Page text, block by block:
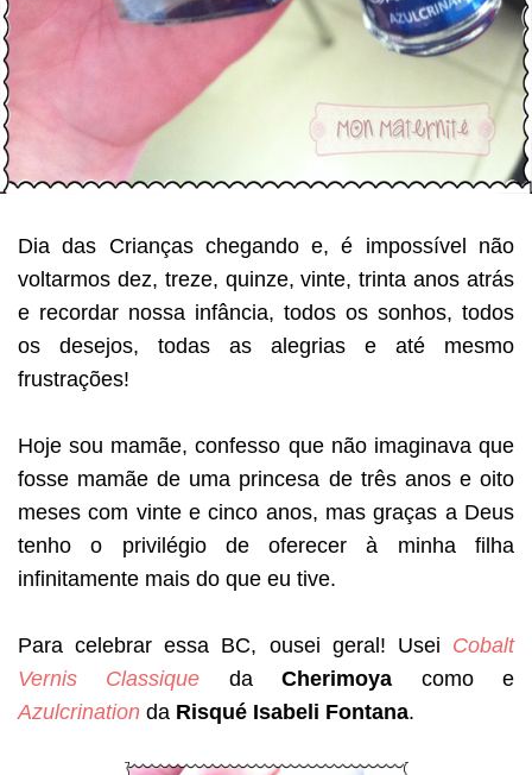
Dia das Crianças chegando e, é impossível não
voltarmos dez, treze, quinze, vinte, trinta anos atrás
e recordar nossa infância, todos os sonhos, todos
os desejos, todas as alegrias e até mesmo
frustrações!
Hoje sou mamãe, confesso que não imaginava que
fosse mamãe de uma princesa de três anos e oito
meses com vinte e cinco anos, mas graças a Deus
tenho o privilégio de oferecer à minha filha
infinitamente mais do que eu tive.
Para celebrar essa BC, ousei geral! Usei Cobalt
Vernis Classique daCherimoya como e
Azulcrination da Risqué Isabeli Fontana.